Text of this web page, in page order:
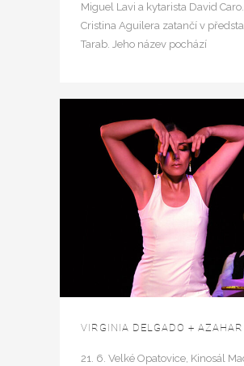
Miguel Lavi a kytarista David Caro.
Cristina Aguilera zatančí v
Tarab. Jeho název pochází
VIRGINIA DELGADO + AZAHAR
21. 6. Velké Opatovice, Kinosál